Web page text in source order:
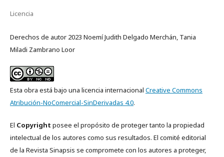
Licencia
Derechos de autor 2023 Noemí Judith Delgado Merchán, Tania
Miladi Zambrano Loor
Esta obra está bajo una licencia internacional Creative Commons
Atribución-NoComercial-SinDerivadas 4.0.
El Copyright posee el propósito de proteger tanto la propiedad
intelectual de los autores como sus resultados. El comité editorial
de la Revista Sinapsis se compromete con los autores a proteger,